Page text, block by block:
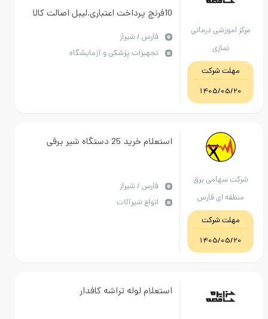
درمانی
شرکت
1405/
10فرنچ پرداخت اعتباری.لیبل اصالت کالا
بصورت فعال الزامی.تاریخ انقضا بلند
مدت.تاییدیه از بخش الزامی
میباشد.IMED و IRC معتبر
فارس / شیراز
تجهیزات پزشکی و آزمایشگاه
برق
ای فارس
شرکت
1405/
استعلام خرید 25 دستگاه شیر برقی
فارس / شیراز
انواع شیرآلات
استعلام لوله تراشه کافدار